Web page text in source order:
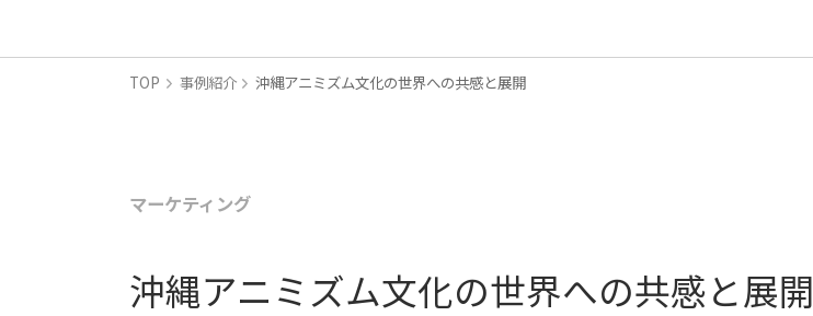
TOP 事例紹介 沖縄アニミズム文化の世界への共感と展開
マーケティング
沖縄アニミズム文化の世界への共感と展開